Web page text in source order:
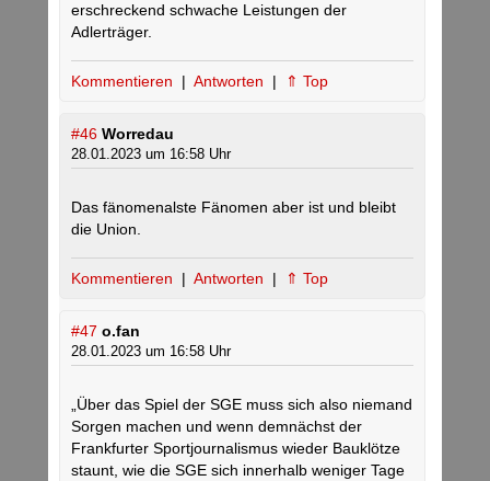
erschreckend schwache Leistungen der
Adlerträger.
Kommentieren | Antworten | ⇑ Top
#46 Worredau
28.01.2023 um 16:58 Uhr
Das fänomenalste Fänomen aber ist und bleibt
die Union.
Kommentieren | Antworten | ⇑ Top
#47 o.fan
28.01.2023 um 16:58 Uhr
„Über das Spiel der SGE muss sich also niemand
Sorgen machen und wenn demnächst der
Frankfurter Sportjournalismus wieder Bauklötze
staunt, wie die SGE sich innerhalb weniger Tage